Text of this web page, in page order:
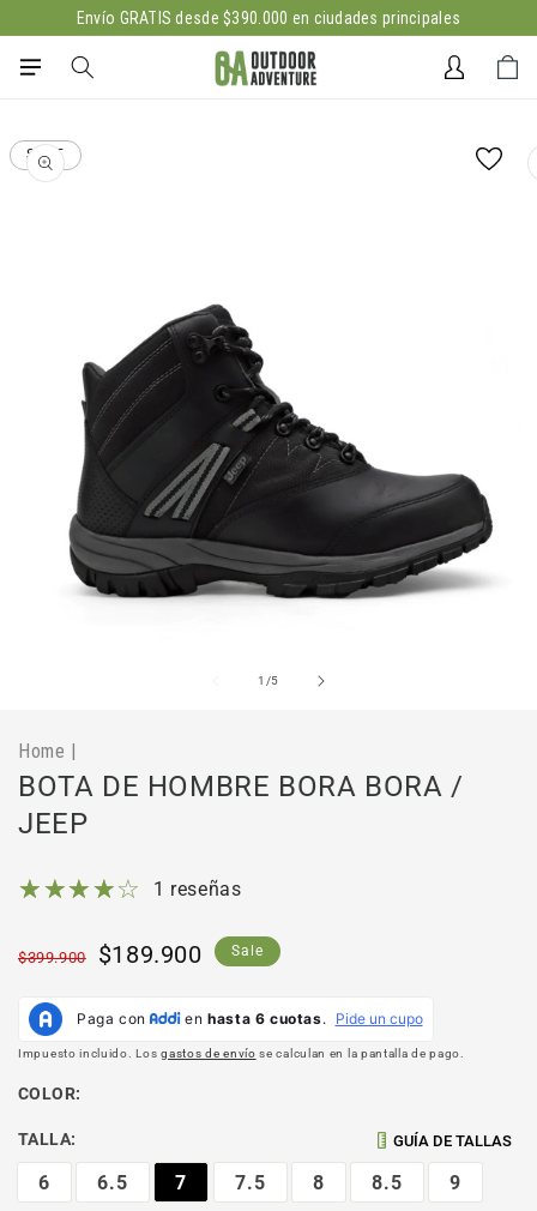
directamenteEnvío GRATIS desde $390.000 en ciudades principales
sesión
Carrito
SALE
directamente
a la
información
ventana
1 /de
5
Home |
BOTA DE HOMBRE BORA BORA /
JEEP
1 reseñas
Precio
$399.900
Precio
oferta
$189.900 Sale
Impuesto incluido. Losgastos de envío se calculan en la pantalla de pago.
COLOR:
TALLA: GUÍA DE TALLAS
6 6.5 7 7.5 8 8.5 9